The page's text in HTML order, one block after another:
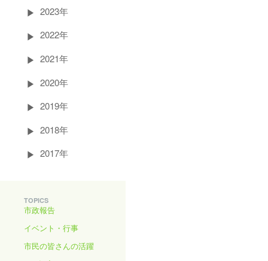
2023年
2022年
2021年
2020年
2019年
2018年
2017年
TOPICS
市政報告
イベント・行事
市民の皆さんの活躍